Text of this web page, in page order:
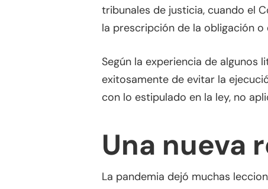
tribunales de justicia, cuando el
la prescripción de la obligación o
Según la experiencia de algunos
exitosamente de evitar la
con lo estipulado en la ley, no
Una nueva
La pandemia dejó muchas